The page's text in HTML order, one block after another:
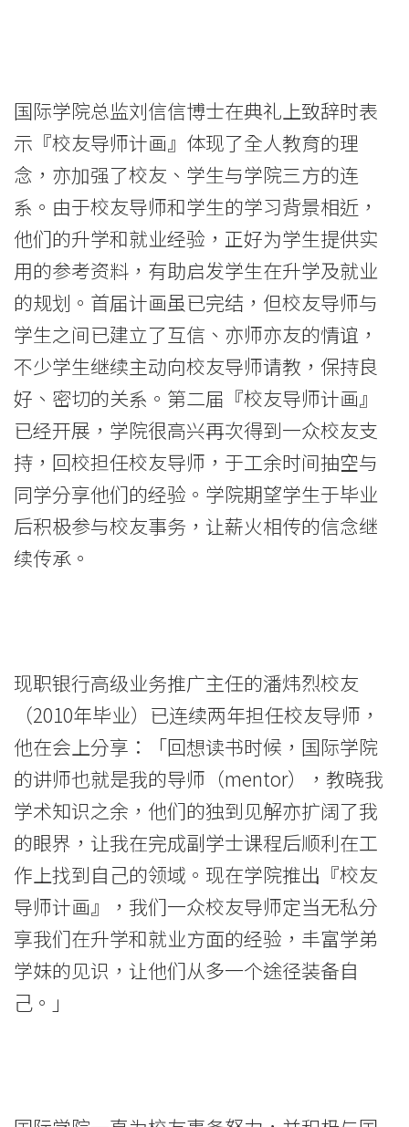
学
院
香
港
浸
会
大
学
国际学院总监刘信信博士在典礼上致辞时表
示『校友导师计画』体现了全人教育的理
念，亦加强了校友、学生与学院三方的连
系。由于校友导师和学生的学习背景相近，
他们的升学和就业经验，正好为学生提供实
用的参考资料，有助启发学生在升学及就业
的规划。首届计画虽已完结，但校友导师与
学生之间已建立了互信、亦师亦友的情谊，
不少学生继续主动向校友导师请教，保持良
好、密切的关系。第二届『校友导师计画』
已经开展，学院很高兴再次得到一众校友支
持，回校担任校友导师，于工余时间抽空与
同学分享他们的经验。学院期望学生于毕业
后积极参与校友事务，让薪火相传的信念继
续传承。
现职银行高级业务推广主任的潘炜烈校友
（2010年毕业）已连续两年担任校友导师，
他在会上分享：「回想读书时候，国际学院
的讲师也就是我的导师（mentor），教晓我
学术知识之余，他们的独到见解亦扩阔了我
的眼界，让我在完成副学士课程后顺利在工
作上找到自己的领域。现在学院推出『校友
导师计画』，我们一众校友导师定当无私分
享我们在升学和就业方面的经验，丰富学弟
学妹的见识，让他们从多一个途径装备自
己。」